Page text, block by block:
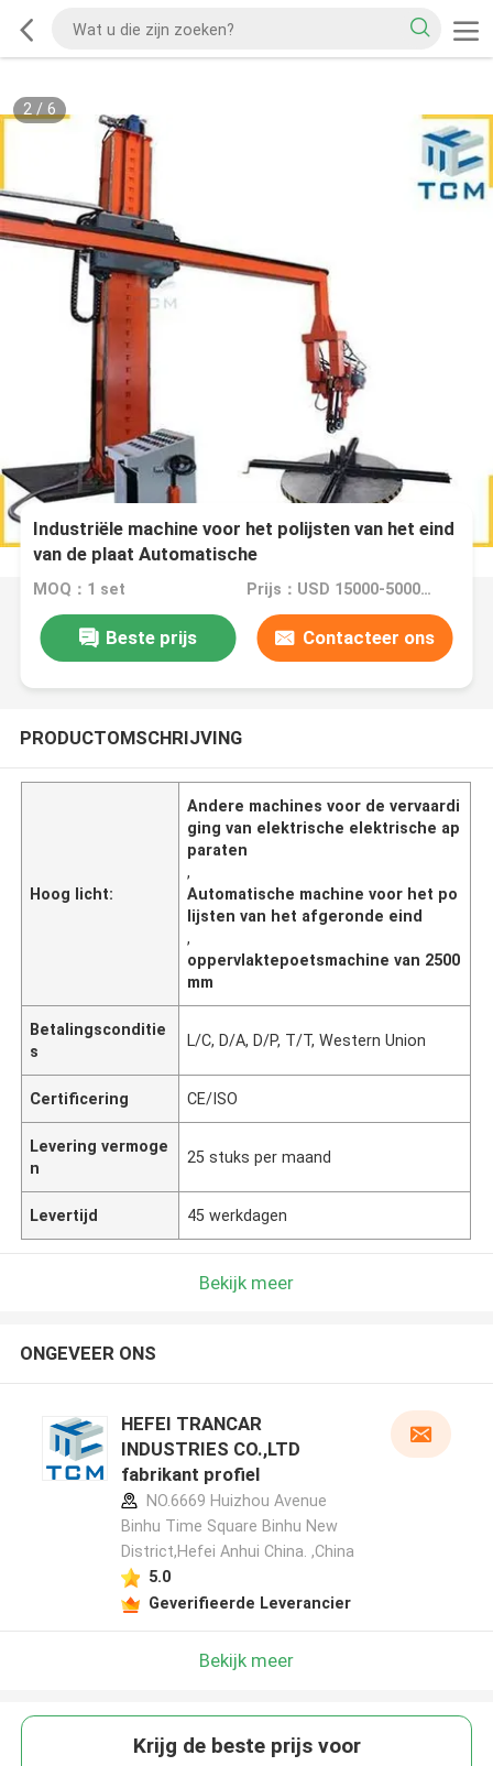
2/ 6
Industriële machine voor het polijsten van het eind
van de plaat Automatische
oppervlaktepoetsmachine van 2500 mm
MOQ：1 set Prijs：USD 15000-50000 Dollar per set
Beste prijs Contacteer ons
PRODUCTOMSCHRIJVING
Hoog licht:
Andere machines voor de vervaardi
ging van elektrische elektrische ap
paraten
,
Automatische machine voor het po
lijsten van het afgeronde eind
,
oppervlaktepoetsmachine van 2500
mm
Betalingsconditie
s
L/C, D/A, D/P, T/T, Western Union
Certificering CE/ISO
Levering vermoge
n
25 stuks per maand
Levertijd 45 werkdagen
Bekijk meer
ONGEVEER ONS
HEFEI TRANCAR
INDUSTRIES CO.,LTD
fabrikant profiel
NO.6669 Huizhou Avenue
Binhu Time Square Binhu New
District,Hefei Anhui China. ,China
5.0
Geverifieerde Leverancier
Bekijk meer
Krijg de beste prijs voor